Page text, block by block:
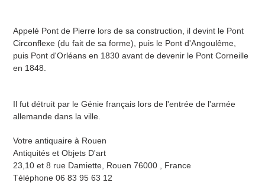
Appelé Pont de Pierre lors de sa construction, il devint le Pont
Circonflexe (du fait de sa forme), puis le Pont d'Angoulême,
puis Pont d'Orléans en 1830 avant de devenir le Pont Corneille
en 1848.
Il fut détruit par le Génie français lors de l'entrée de l'armée
allemande dans la ville.
Votre antiquaire à Rouen
Antiquités et Objets D'art
23,10 et 8 rue Damiette, Rouen 76000 , France
Téléphone 06 83 95 63 12